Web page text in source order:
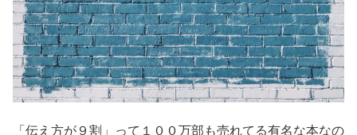
「伝え方が９割」って１００万部も売れてる有名な本なの